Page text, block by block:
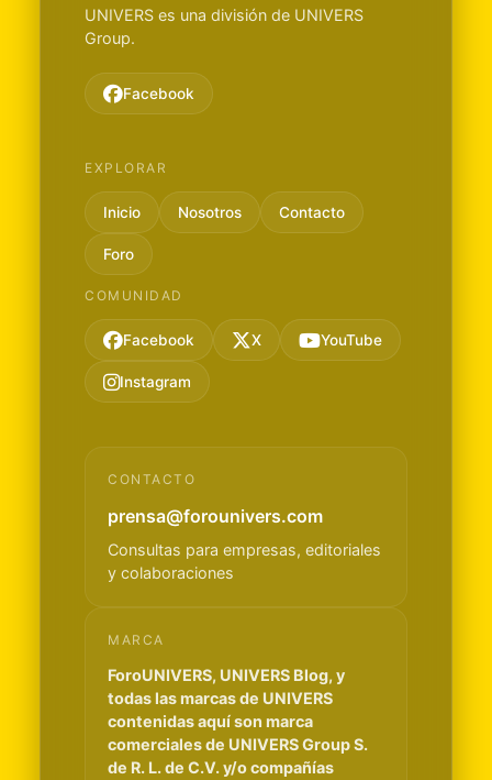
UNIVERS es una división de UNIVERS
Group.
Facebook
EXPLORAR
Inicio Nosotros Contacto
Foro
COMUNIDAD
Facebook X YouTube
Instagram
CONTACTO
prensa@forounivers.com
Consultas para empresas, editoriales
y colaboraciones
MARCA
ForoUNIVERS, UNIVERS Blog, y
todas las marcas de UNIVERS
contenidas aquí son marca
comerciales de UNIVERS Group S.
de R. L. de C.V. y/o compañías